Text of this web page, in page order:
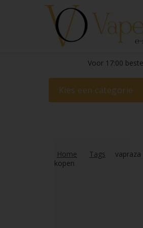
Voor 17:00
Kies een categorie
Home Tags
vapraza
kopen